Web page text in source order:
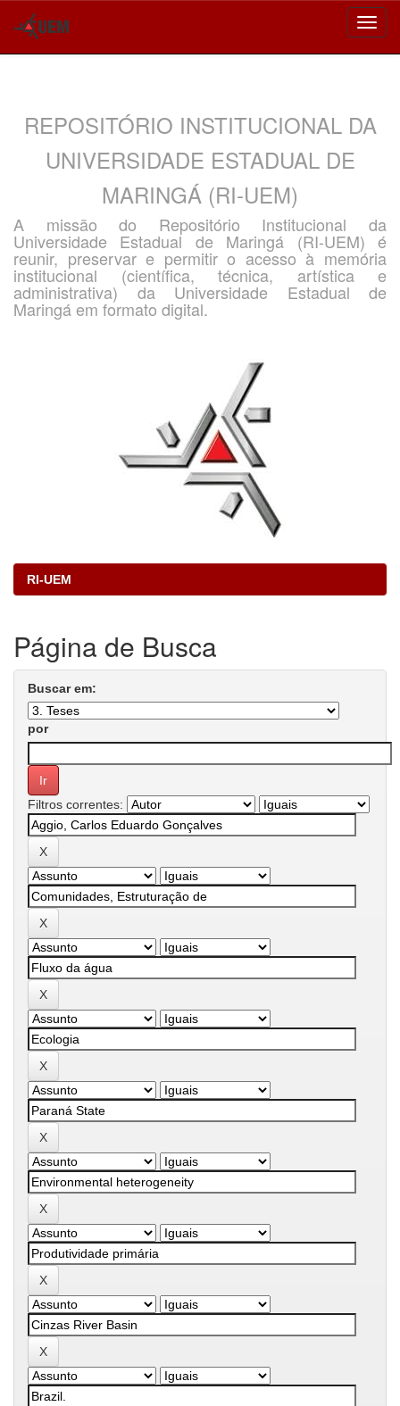
REPOSITÓRIO INSTITUCIONAL DA
UNIVERSIDADE ESTADUAL DE
MARINGÁ (RI-UEM)
A missão do Repositório Institucional da
Universidade Estadual de Maringá (RI-UEM) é
reunir, preservar e permitir o acesso à memória
institucional (científica, técnica, artística e
administrativa) da Universidade Estadual de
Maringá em formato digital.
RI-UEM
Página de Busca
Buscar em:
por
Filtros correntes: